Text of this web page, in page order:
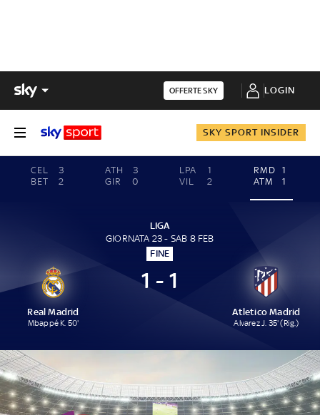
OFFERTE SKY LOGIN
SKY SPORT INSIDER
CEL
3
BET
2
ATH
3
GIR
0
LPA
1
VIL
2
RMD
1
ATM
1
LIGA
GIORNATA 23 - SAB 8 FEB
FINE
Real Madrid
Mbappé K. 50'
1 - 1
Atletico Madrid
Alvarez J. 35' (Rig.)